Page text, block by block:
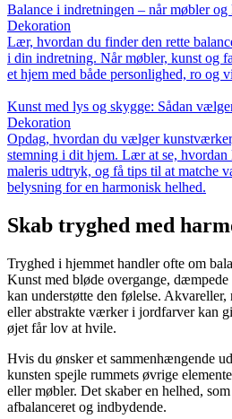
Balance i indretningen – når møbler og
Dekoration
Lær, hvordan du finder den rette
i din indretning. Når møbler, kunst og
et hjem med både personlighed, ro og
Kunst med lys og skygge: Sådan
Dekoration
Opdag, hvordan du vælger
stemning i dit hjem. Lær at se,
maleris udtryk, og få tips til at matche
belysning for en harmonisk helhed.
Skab tryghed med
Tryghed i hjemmet handler ofte om
Kunst med bløde overgange,
kan understøtte den følelse. Akvareller,
eller abstrakte værker i jordfarver kan
øjet får lov at hvile.
Hvis du ønsker et sammenhængende
kunsten spejle rummets øvrige
eller møbler. Det skaber en helhed,
afbalanceret og indbydende.